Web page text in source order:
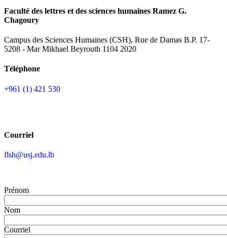
Faculté des lettres et des sciences humaines Ramez G.
Chagoury
Campus des Sciences Humaines (CSH), Rue de Damas B.P. 17-
5208 - Mar Mikhael Beyrouth 1104 2020
Téléphone
+961 (1) 421 530
Courriel
flsh@usj.edu.lb
Prénom
Nom
Courriel